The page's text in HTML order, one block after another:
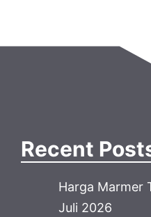
Recent
Harga Marmer
Juli 2026